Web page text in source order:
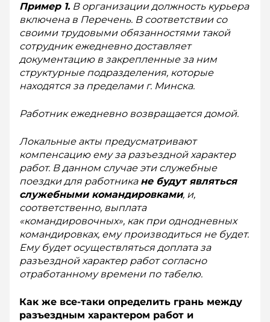
Пример 1. В организации долж­ность курьера
включена в Перечень. В соответствии со
своими трудовыми обязанностями такой
сотрудник ежедневно доставляет
документацию в закрепленные за ним
структурные подразделения, которые
находятся за пределами г. Мин­ска.
Работник ежедневно возвращается домой.
Локальные акты предусматривают
компенсацию ему за разъездной характер
работ. В данном случае эти служебные
поездки для работника не будут являться
служебными командировками, и,
соответственно, выплата
«командировочных», как при од­нодневных
командировках, ему производиться не будет.
Ему будет осуществляться доплата за
разъезд­ной характер работ согласно
отработанному времени по табелю.
Как же все-таки определить грань между
разъездным характером работ и